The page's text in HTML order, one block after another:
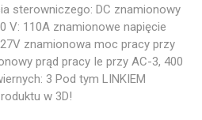
sterowniczego: DC znamionowy
V: 110A znamionowe napięcie
znamionowa moc pracy przy
prąd pracy Ie przy AC-3, 400
3 Pod tym LINKIEM
w 3D!